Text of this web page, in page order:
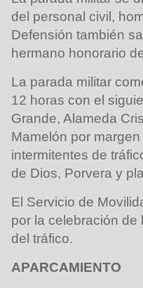
del personal civil,
Defensión también
hermano honorario
La parada militar
12 horas con el
Grande, Alameda
Mamelón por
intermitentes de
de Dios, Porvera y
El Servicio de
por la celebración de
del tráfico.
APARCAMIENTO